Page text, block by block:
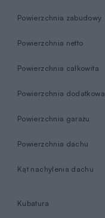
Powierzchnia zabudowy
Powierzchnia netto
Powierzchnia całkowita
Powierzchnia dodatkowa
Powierzchnia garażu
Powierzchnia dachu
Kąt nachylenia dachu
Kubatura